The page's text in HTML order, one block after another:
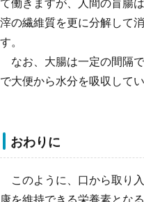
て働きますが、人間の盲腸
滓の繊維質を更に分解して
す。
なお、大腸は一定の間隔
で大便から水分を吸収してい
おわりに
このように、口から取り
康を維持できる栄養素とな